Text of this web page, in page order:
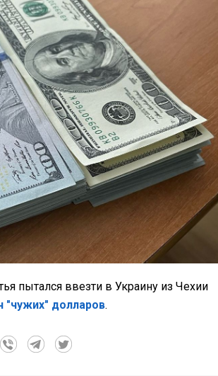
пытался ввезти в Украину из Чехии
"чужих" долларов.